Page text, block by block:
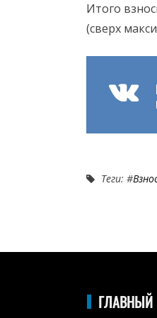
Итого
(сверх
Теги: #
ГЛАВНЫЙ